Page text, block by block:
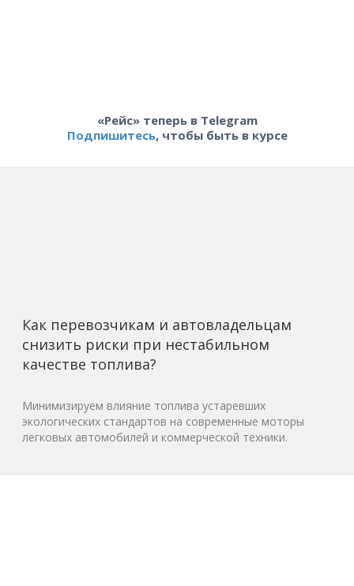
«Рейс» теперь в Telegram
Подпишитесь, чтобы быть в курсе
Как перевозчикам и автовладельцам
снизить риски при нестабильном
качестве топлива?
Минимизируем влияние топлива устаревших
экологических стандартов на современные моторы
легковых автомобилей и коммерческой техники.